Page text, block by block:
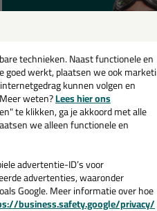
18mm in 5 Stuks
kenmerken van dit product?Lees
technieken. Naast functionele en
goed werkt, plaatsen we ook
kunnen volgen en
weten?Lees hier ons
te klikken, ga je akkoord met alle
we alleen functionele en
advertentie-ID’s voor
advertenties, waaronder
Google. Meer informatie over hoe
business.safety.google/privacy/